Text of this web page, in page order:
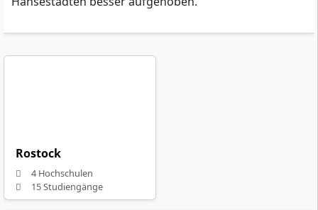
Rostock
4 Hochschulen
15 Studiengänge